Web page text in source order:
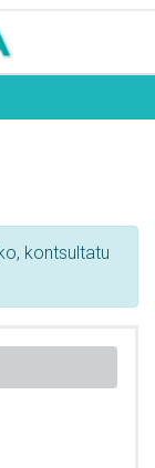
kontsultatu